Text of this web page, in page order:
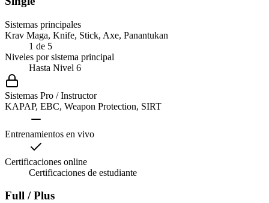
Sistemas principales
Krav Maga, Knife, Stick, Axe, Panantukan
1 de 5
Niveles por sistema principal
Hasta Nivel 6
Sistemas Pro / Instructor
KAPAP, EBC, Weapon Protection, SIRT
Entrenamientos en vivo
Certificaciones online
Certificaciones de estudiante
Full / Plus